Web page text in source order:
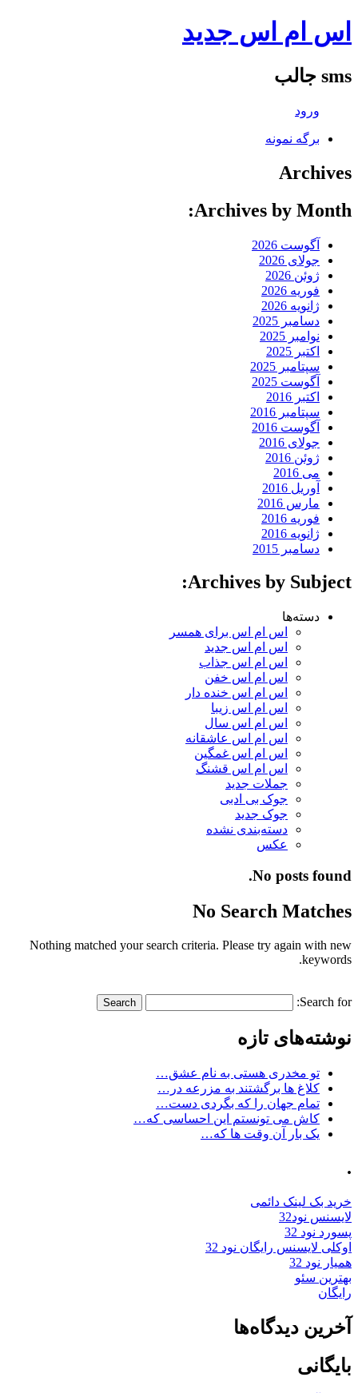
اس ام اس جدید
sms جالب
ورود
برگه نمونه
Archives
Archives by Month:
آگوست 2026
جولای 2026
ژوئن 2026
فوریه 2026
ژانویه 2026
دسامبر 2025
نوامبر 2025
اکتبر 2025
سپتامبر 2025
آگوست 2025
اکتبر 2016
سپتامبر 2016
آگوست 2016
جولای 2016
ژوئن 2016
می 2016
آوریل 2016
مارس 2016
فوریه 2016
ژانویه 2016
دسامبر 2015
Archives by Subject:
دسته‌ها
اس ام اس برای همسر
اس ام اس جدید
اس ام اس جذاب
اس ام اس خفن
اس ام اس خنده دار
اس ام اس زیبا
اس ام اس سال
اس ام اس عاشقانه
اس ام اس غمگین
اس ام اس قشنگ
جملات جدید
جوک بی ادبی
جوک جدید
دسته‌بندی نشده
عکس
No posts found.
No Search Matches
Nothing matched your search criteria. Please try again with new
keywords.
Search for:
نوشته‌های تازه
تو مخدری هستی به نام عشق…
کلاغ ها برگشتند به مزرعه در…
تمام جهان را که بگردی دست…
کاش می تونستم این احساسی که…
یک بار آن وقت ها که…
.
خرید بک لینک دائمی
لایسنس نود32
پسورد نود 32
اوکلی لایسنس رایگان نود 32
همیار نود 32
بهترین سئو
رایگان
آخرین دیدگاه‌ها
بایگانی